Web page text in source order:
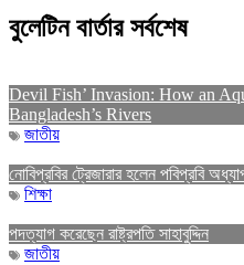
বুলেটিন বার্তার সর্বশেষ
Devil Fish’ Invasion: How an
Bangladesh’s Rivers
জাতীয়
নোবিপ্রবির ট্রেজারার হলেন পবিপ্রবি
শিক্ষা
পদত্যাগ করেছেন রাষ্ট্রপতি সাহাবুদ্দিন
জাতীয়